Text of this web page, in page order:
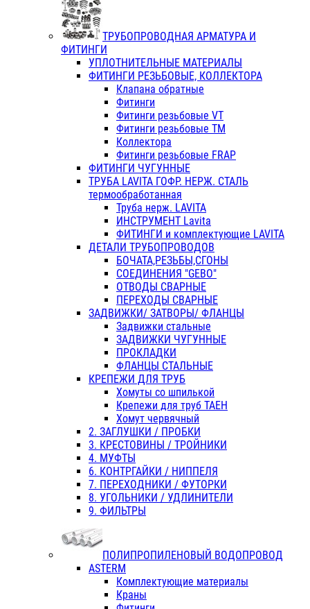
ТРУБОПРОВОДНАЯ АРМАТУРА И
ФИТИНГИ
УПЛОТНИТЕЛЬНЫЕ МАТЕРИАЛЫ
ФИТИНГИ РЕЗЬБОВЫЕ, КОЛЛЕКТОРА
Клапана обратные
Фитинги
Фитинги резьбовые VT
Фитинги резьбовые ТМ
Коллектора
Фитинги резьбовые FRAP
ФИТИНГИ ЧУГУННЫЕ
ТРУБА LAVITA ГОФР. НЕРЖ. СТАЛЬ
термообработанная
Труба нерж. LAVITA
ИНСТРУМЕНТ Lavita
ФИТИНГИ и комплектующие LAVITA
ДЕТАЛИ ТРУБОПРОВОДОВ
БОЧАТА,РЕЗЬБЫ,СГОНЫ
СОЕДИНЕНИЯ "GEBO"
ОТВОДЫ СВАРНЫЕ
ПЕРЕХОДЫ СВАРНЫЕ
ЗАДВИЖКИ/ ЗАТВОРЫ/ ФЛАНЦЫ
Задвижки стальные
ЗАДВИЖКИ ЧУГУННЫЕ
ПРОКЛАДКИ
ФЛАНЦЫ СТАЛЬНЫЕ
КРЕПЕЖИ ДЛЯ ТРУБ
Хомуты со шпилькой
Крепежи для труб ТАЕН
Хомут червячный
2. ЗАГЛУШКИ / ПРОБКИ
3. КРЕСТОВИНЫ / ТРОЙНИКИ
4. МУФТЫ
6. КОНТРГАЙКИ / НИППЕЛЯ
7. ПЕРЕХОДНИКИ / ФУТОРКИ
8. УГОЛЬНИКИ / УДЛИНИТЕЛИ
9. ФИЛЬТРЫ
ПОЛИПРОПИЛЕНОВЫЙ ВОДОПРОВОД
ASTERM
Комплектующие материалы
Краны